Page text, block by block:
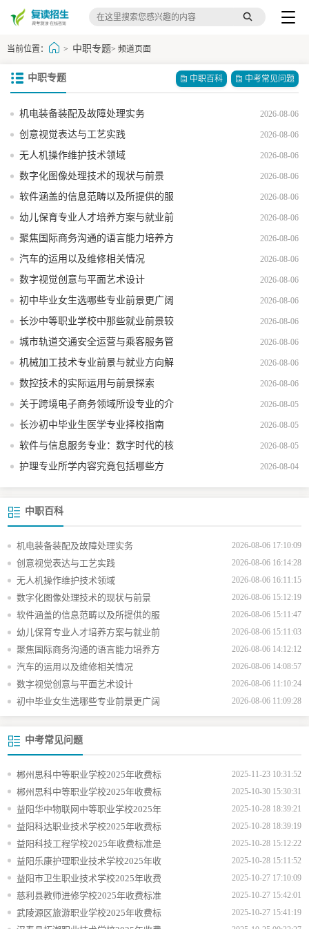
当前位置： > 中职专题> 频道页面
中职专题 中职百科 中考常见问题
机电装备装配及故障处理实务 2026-08-06
创意视觉表达与工艺实践 2026-08-06
无人机操作维护技术领域 2026-08-06
数字化图像处理技术的现状与前景 2026-08-06
软件涵盖的信息范畴以及所提供的服
务内容
2026-08-06
幼儿保育专业人才培养方案与就业前
景分析
2026-08-06
聚焦国际商务沟通的语言能力培养方
向
2026-08-06
汽车的运用以及维修相关情况 2026-08-06
数字视觉创意与平面艺术设计 2026-08-06
初中毕业女生选哪些专业前景更广阔 2026-08-06
长沙中等职业学校中那些就业前景较
好的热门专业
2026-08-06
城市轨道交通安全运营与乘客服务管
理
2026-08-06
机械加工技术专业前景与就业方向解
析
2026-08-06
数控技术的实际运用与前景探索 2026-08-06
关于跨境电子商务领域所设专业的介
绍
2026-08-05
长沙初中毕业生医学专业择校指南 2026-08-05
软件与信息服务专业：数字时代的核
心驱动力
2026-08-05
护理专业所学内容究竟包括哪些方
面？
2026-08-04
中职百科
机电装备装配及故障处理实务 2026-08-06 17:10:09
创意视觉表达与工艺实践 2026-08-06 16:14:28
无人机操作维护技术领域 2026-08-06 16:11:15
数字化图像处理技术的现状与前景 2026-08-06 15:12:19
软件涵盖的信息范畴以及所提供的服 2026-08-06 15:11:47
幼儿保育专业人才培养方案与就业前 2026-08-06 15:11:03
聚焦国际商务沟通的语言能力培养方 2026-08-06 14:12:12
汽车的运用以及维修相关情况 2026-08-06 14:08:57
数字视觉创意与平面艺术设计 2026-08-06 11:10:24
初中毕业女生选哪些专业前景更广阔 2026-08-06 11:09:28
中考常见问题
郴州思科中等职业学校2025年收费标 2025-11-23 10:31:52
郴州思科中等职业学校2025年收费标 2025-10-30 15:30:31
益阳华中物联网中等职业学校2025年 2025-10-28 18:39:21
益阳科达职业技术学校2025年收费标 2025-10-28 18:39:19
益阳科技工程学校2025年收费标准是 2025-10-28 15:12:22
益阳乐康护理职业技术学校2025年收 2025-10-28 15:11:52
益阳市卫生职业技术学校2025年收费 2025-10-27 17:10:09
慈利县教师进修学校2025年收费标准 2025-10-27 15:42:01
武陵源区旅游职业学校2025年收费标 2025-10-27 15:41:19